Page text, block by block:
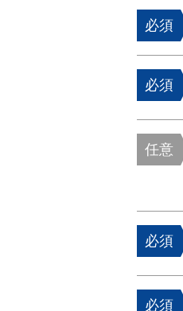
必須
必須
任意
必須
必須